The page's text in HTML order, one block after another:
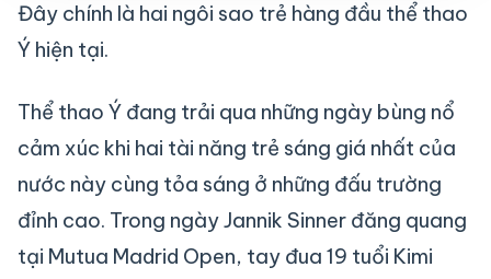
Đây chính là hai ngôi sao trẻ hàng đầu thể thao
Ý hiện tại.
Thể thao Ý đang trải qua những ngày bùng nổ
cảm xúc khi hai tài năng trẻ sáng giá nhất của
nước này cùng tỏa sáng ở những đấu trường
đỉnh cao. Trong ngày Jannik Sinner đăng quang
tại Mutua Madrid Open, tay đua 19 tuổi Kimi